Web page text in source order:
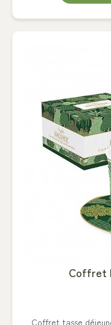
Coffret
Coffret tasse